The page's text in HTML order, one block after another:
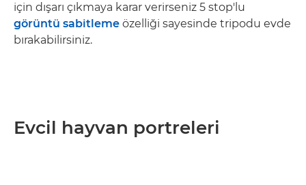
için dışarı çıkmaya karar verirseniz 5 stop'lu
görüntü sabitleme özelliği sayesinde tripodu evde
bırakabilirsiniz.
Evcil hayvan portreleri